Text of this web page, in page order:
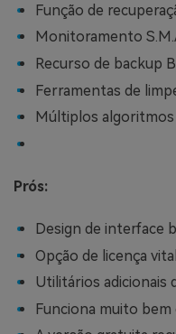
Função de
Monitoramento
Recurso de backup
Ferramentas de
Múltiplos algoritmos
Prós:
Design de interface
Opção de licença
Utilitários adicionais
Funciona muito bem